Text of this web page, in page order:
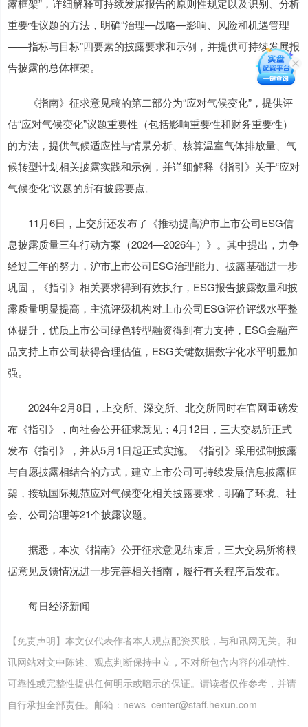
露框架”，详细解释可持续发展报告的原则性规定以及识别、分析
重要性议题的方法，明确“治理—战略—影响、风险和机遇管理
——指标与目标”四要素的披露要求和示例，并提供可持续发展报
告披露的总体框架。
《指南》征求意见稿的第二部分为“应对气候变化”，提供评
估“应对气候变化”议题重要性（包括影响重要性和财务重要性）
的方法，提供气候适应性与情景分析、核算温室气体排放量、气
候转型计划相关披露实践和示例，并详细解释《指引》关于“应对
气候变化”议题的所有披露要点。
11月6日，上交所还发布了《推动提高沪市上市公司ESG信
息披露质量三年行动方案（2024—2026年）》。其中提出，力争
经过三年的努力，沪市上市公司ESG治理能力、披露基础进一步
巩固，《指引》相关要求得到有效执行，ESG报告披露数量和披
露质量明显提高，主流评级机构对上市公司ESG评价评级水平整
体提升，优质上市公司绿色转型融资得到有力支持，ESG金融产
品支持上市公司获得合理估值，ESG关键数据数字化水平明显加
强。
2024年2月8日，上交所、深交所、北交所同时在官网重磅发
布《指引》，向社会公开征求意见；4月12日，三大交易所正式
发布《指引》，并从5月1日起正式实施。《指引》采用强制披露
与自愿披露相结合的方式，建立上市公司可持续发展信息披露框
架，接轨国际规范应对气候变化相关披露要求，明确了环境、社
会、公司治理等21个披露议题。
据悉，本次《指南》公开征求意见结束后，三大交易所将根
据意见反馈情况进一步完善相关指南，履行有关程序后发布。
每日经济新闻
【免责声明】本文仅代表作者本人观点配资买股，与和讯网无关。和
讯网站对文中陈述、观点判断保持中立，不对所包含内容的准确性、
可靠性或完整性提供任何明示或暗示的保证。请读者仅作参考，并请
自行承担全部责任。邮箱：news_center@staff.hexun.com